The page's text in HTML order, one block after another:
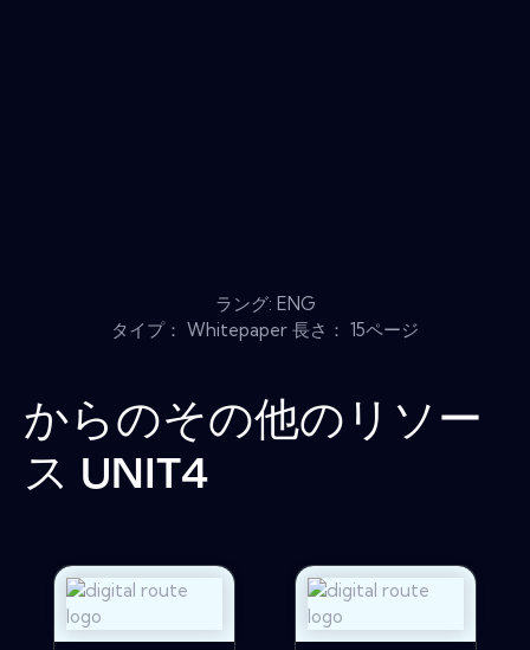
ラング: ENG
タイプ： Whitepaper 長さ： 15ページ
からのその他のリソー
ス UNIT4